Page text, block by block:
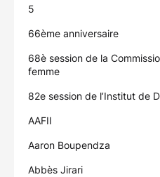
5
66ème anniversaire
68è session de la
femme
82e session de l’Institut de
AAFII
Aaron Boupendza
Abbès Jirari